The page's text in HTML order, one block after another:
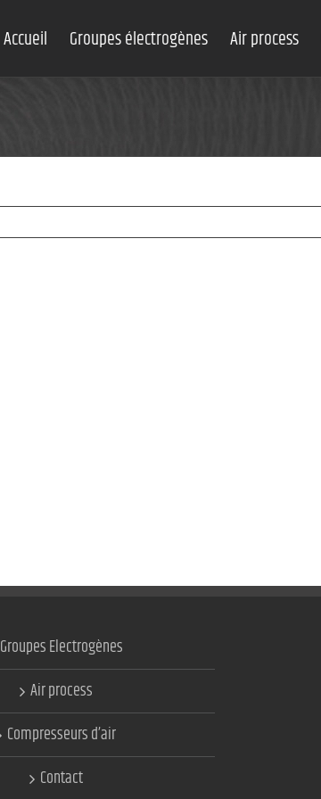
Accueil Groupes électrogènes Air process
Groupes Electrogènes
Air process
Compresseurs d’air
Contact